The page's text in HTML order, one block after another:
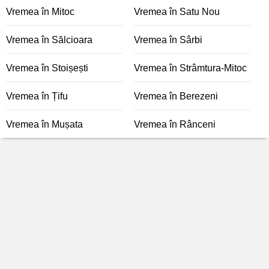
Vremea în Mitoc Vremea în Satu Nou
Vremea în Sălcioara Vremea în Sârbi
Vremea în Stoișești Vremea în Strâmtura-Mitoc
Vremea în Țifu Vremea în Berezeni
Vremea în Mușata Vremea în Rânceni